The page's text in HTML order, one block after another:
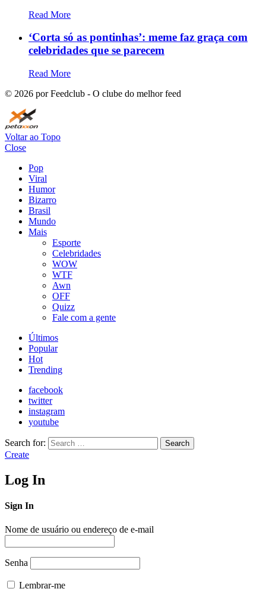
Read More
‘Corta só as pontinhas’: meme faz graça com
celebridades que se parecem
Read More
© 2026 por Feedclub - O clube do melhor feed
Voltar ao Topo
Close
Pop
Viral
Humor
Bizarro
Brasil
Mundo
Mais
Esporte
Celebridades
WOW
WTF
Awn
OFF
Quizz
Fale com a gente
Últimos
Popular
Hot
Trending
facebook
twitter
instagram
youtube
Search for: Search
Create
Log In
Sign In
Nome de usuário ou endereço de e-mail
Senha
Lembrar-me